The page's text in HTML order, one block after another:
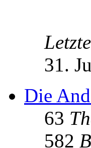
31.
Die
63
582